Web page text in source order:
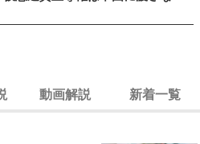
動画解説 新着一覧